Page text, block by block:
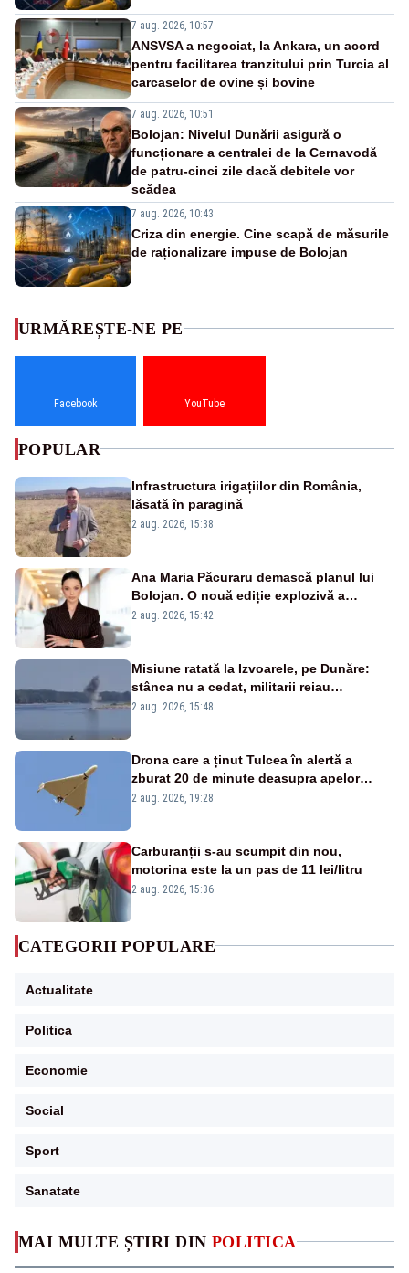
7 aug. 2026, 10:57
ANSVSA a negociat, la Ankara, un acord
pentru facilitarea tranzitului prin Turcia al
carcaselor de ovine și bovine
7 aug. 2026, 10:51
Bolojan: Nivelul Dunării asigură o
funcționare a centralei de la Cernavodă
de patru-cinci zile dacă debitele vor
scădea
7 aug. 2026, 10:43
Criza din energie. Cine scapă de măsurile
de raționalizare impuse de Bolojan
MAI MULTE ȘTIRI DIN POLITICA
URMĂREȘTE-NE PE
Facebook YouTube
POPULAR
Infrastructura irigațiilor din România,
lăsată în paragină
2 aug. 2026, 15:38
Ana Maria Păcuraru demască planul lui
Bolojan. O nouă ediție explozivă a
emisiunii „Miza Zilei” la Realitatea PLUS
2 aug. 2026, 15:42
Misiune ratată la Izvoarele, pe Dunăre:
stânca nu a cedat, militarii reiau
detonările luni – VIDEO
2 aug. 2026, 15:48
Drona care a ținut Tulcea în alertă a
zburat 20 de minute deasupra apelor
României. Au fost ridicate două F-16
2 aug. 2026, 19:28
Carburanții s-au scumpit din nou,
motorina este la un pas de 11 lei/litru
2 aug. 2026, 15:36
CATEGORII POPULARE
Actualitate
Politica
Economie
Social
Sport
Sanatate